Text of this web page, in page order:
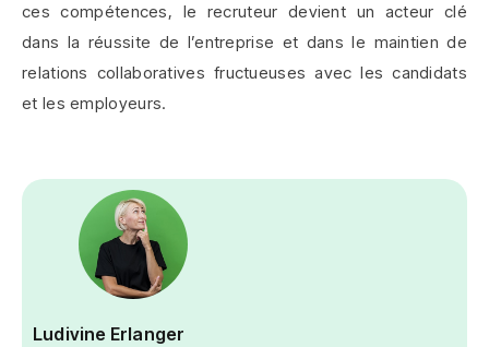
ces compétences, le recruteur devient un acteur clé
dans la réussite de l’entreprise et dans le maintien de
relations collaboratives fructueuses avec les candidats
et les employeurs.
Ludivine Erlanger